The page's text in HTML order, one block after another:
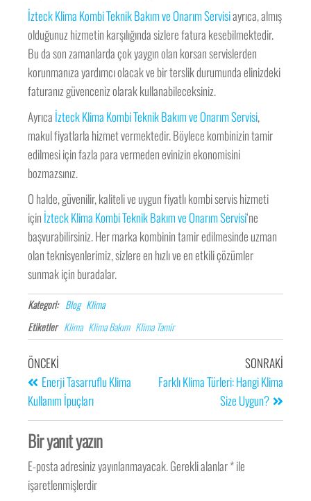
İzteck Klima Kombi Teknik Bakım ve Onarım Servisiayrıca, almış
olduğunuz hizmetin karşılığında sizlere fatura kesebilmektedir.
Bu da son zamanlarda çok yaygın olan korsan servislerden
korunmanıza yardımcı olacak ve bir terslik durumunda elinizdeki
faturanız güvenceniz olarak kullanabileceksiniz.
Ayrıca İzteck Klima Kombi Teknik Bakım ve Onarım Servisi,
makul fiyatlarla hizmet vermektedir. Böylece kombinizin tamir
edilmesi için fazla para vermeden evinizin ekonomisini
bozmazsınız.
O halde, güvenilir, kaliteli ve uygun fiyatlı kombi servis hizmeti
için İzteck Klima Kombi Teknik Bakım ve Onarım Servisi‘ne
başvurabilirsiniz. Her marka kombinin tamir edilmesinde uzman
olan teknisyenlerimiz, sizlere en hızlı ve en etkili çözümler
sunmak için buradalar.
Kategori: Blog Klima
Etiketler Klima Klima Bakım Klima Tamir
ÖNCEKI
Enerji Tasarruflu Klima
Kullanım İpuçları
SONRAKI
Farklı Klima Türleri: Hangi Klima
Size Uygun?
Bir yanıt yazın
E-posta adresiniz yayınlanmayacak.Gerekli alanlar*ile
işaretlenmişlerdir